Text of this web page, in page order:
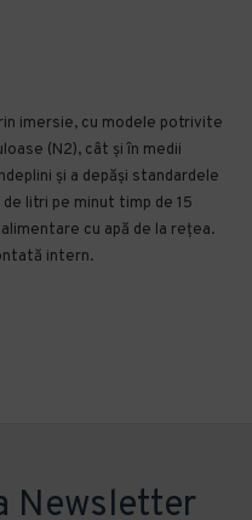
imersie, cu modele potrivite
(N2), cât și în medii
și a depăși standardele
litri pe minut timp de 15
cu apă de la rețea.
intern.
Newsletter